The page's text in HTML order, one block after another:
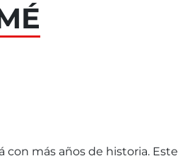
con más años de historia. Este